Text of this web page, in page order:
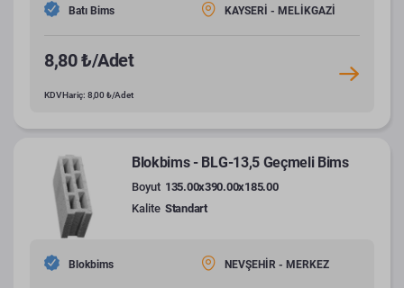
Batı Bims KAYSERİ - MELİKGAZİ
8,80 ₺/Adet
KDV Hariç: 8,00 ₺/Adet
Blokbims - BLG-13,5 Geçmeli Bims
Boyut 135.00x390.00x185.00
Kalite Standart
Blokbims NEVŞEHİR - MERKEZ